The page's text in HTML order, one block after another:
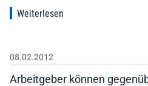
Weiterlesen
08.02.2012
Arbeitgeber können